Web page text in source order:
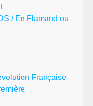
/ En Flamand ou
Française